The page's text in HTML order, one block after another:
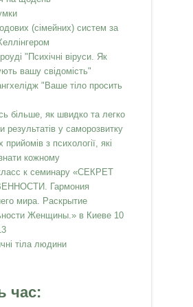
(сімейних) систем за
"Психічні віруси. Як
вашу свідомість"
"Ваше тіло просить
більше, як швидко та легко
результатів у саморозвитку
прийомів з психології, які
кожному
к семинару «СЕКРЕТ
Гармония
мира. Раскрытие
Женщины.» в Киеве 10
тіла людини
час: